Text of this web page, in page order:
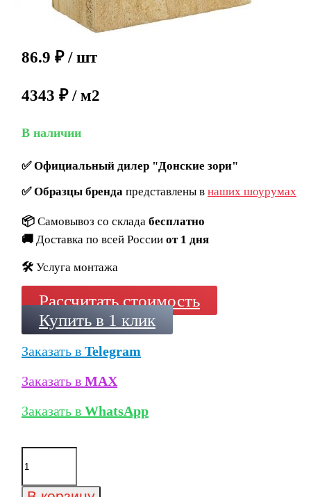
86.9 ₽ / шт
4343 ₽ / м2
В наличии
✅Официальный дилер "Донские зори"
✅Образцы брендапредставлены в наших шоурумах
📦 Самовывоз со склада бесплатно
🚚 Доставка по всей России от 1 дня
🛠️ Услуга монтажа
Рассчитать стоимость
Купить в 1 клик
Заказать в Telegram
Заказать в MAX
Заказать в WhatsApp
Количество
товара
облицовочный